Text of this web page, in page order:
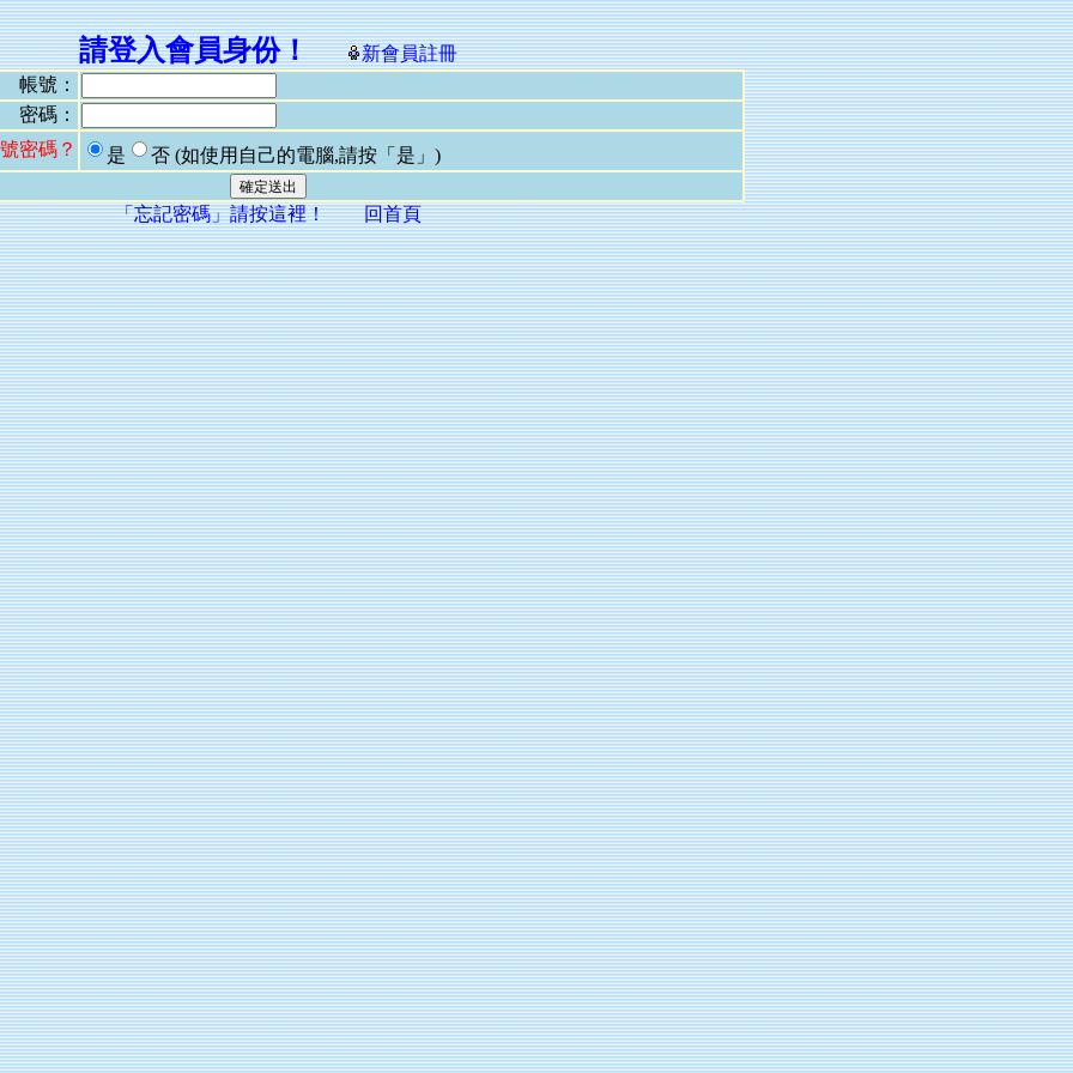
請登入會員身份！
新會員註冊
帳號：
密碼：
密碼？
是 否 (如使用自己的電腦,請按「是」)
「忘記密碼」請按這裡！ 回首頁